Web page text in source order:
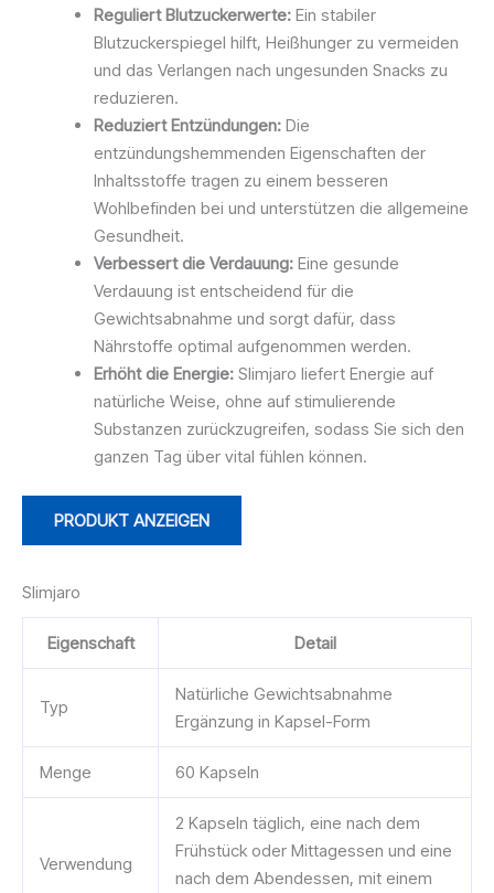
Reguliert Blutzuckerwerte: Ein stabiler
Blutzuckerspiegel hilft, Heißhunger zu vermeiden
und das Verlangen nach ungesunden Snacks zu
reduzieren.
Reduziert Entzündungen: Die
entzündungshemmenden Eigenschaften der
Inhaltsstoffe tragen zu einem besseren
Wohlbefinden bei und unterstützen die allgemeine
Gesundheit.
Verbessert die Verdauung: Eine gesunde
Verdauung ist entscheidend für die
Gewichtsabnahme und sorgt dafür, dass
Nährstoffe optimal aufgenommen werden.
Erhöht die Energie: Slimjaro liefert Energie auf
natürliche Weise, ohne auf stimulierende
Substanzen zurückzugreifen, sodass Sie sich den
ganzen Tag über vital fühlen können.
PRODUKT ANZEIGEN
Slimjaro
Eigenschaft Detail
Typ
Natürliche Gewichtsabnahme
Ergänzung in Kapsel-Form
Menge 60 Kapseln
Verwendung
2 Kapseln täglich, eine nach dem
Frühstück oder Mittagessen und eine
nach dem Abendessen, mit einem